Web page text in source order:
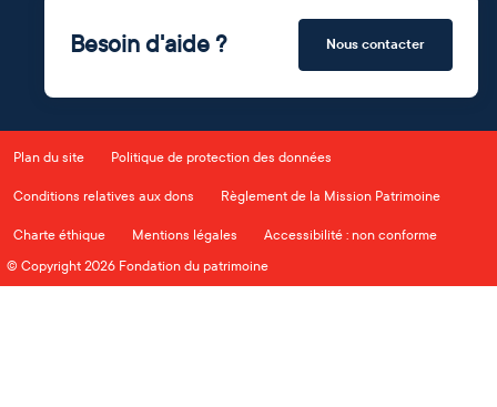
Besoin d'aide ? Nous contacter
Plan du site Politique de protection des données
Conditions relatives aux dons Règlement de la Mission Patrimoine
Charte éthique Mentions légales
Accessibilité : non conforme
© Copyright 2026 Fondation du patrimoine